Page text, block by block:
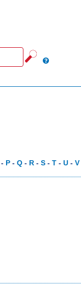
- P -Q - R -S -T -U -V